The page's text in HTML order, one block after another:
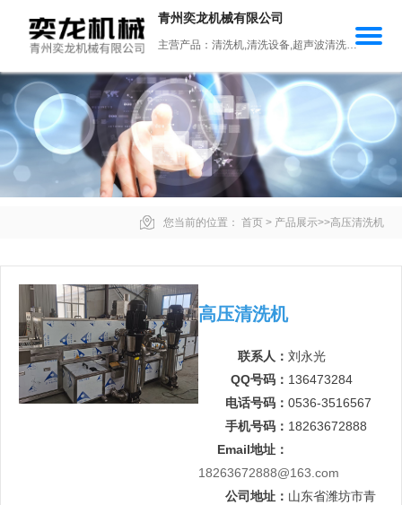
青州奕龙机械有限公司
主营产品：清洗机,清洗设备,超声波清洗机,锻造氧化皮清洗机,往复式清洗机
您当前的位置： 首页 > 产品展示>>高压清洗机
高压清洗机
联系人： 刘永光
QQ号码： 136473284
电话号码： 0536-3516567
手机号码： 18263672888
Email地址：
18263672888@163.com
公司地址： 山东省潍坊市青